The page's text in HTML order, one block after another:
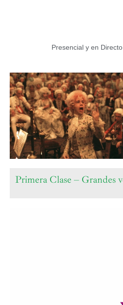
Presencial y en Directo
Primera Clase – Grandes